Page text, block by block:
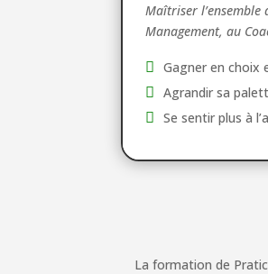
Maîtriser l’ensemble
Management, au
Gagner en choix
Agrandir sa
Se sentir plus à
La formation de